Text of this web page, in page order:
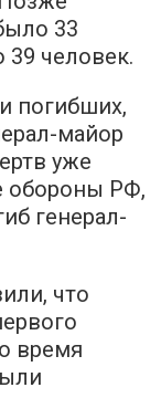
33
39 человек.
погибших,
майор
уже
обороны РФ,
генерал-
что
время